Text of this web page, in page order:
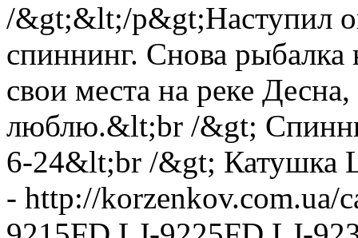
/&gt;&lt;/p&gt;Наступил
спиннинг. Снова
свои места на реке
люблю.&lt;br /&gt;
6-24&lt;br /&gt; Катушка
- http://korzenkov.com.ua/